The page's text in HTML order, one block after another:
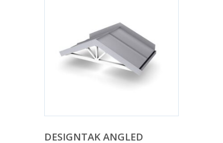
DESIGNTAK ANGLED